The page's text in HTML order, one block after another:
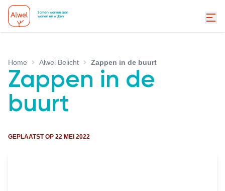
Home Alwel Belicht Zappen in de buurt
Zappen in de
buurt
GEPLAATST OP 22 MEI 2022